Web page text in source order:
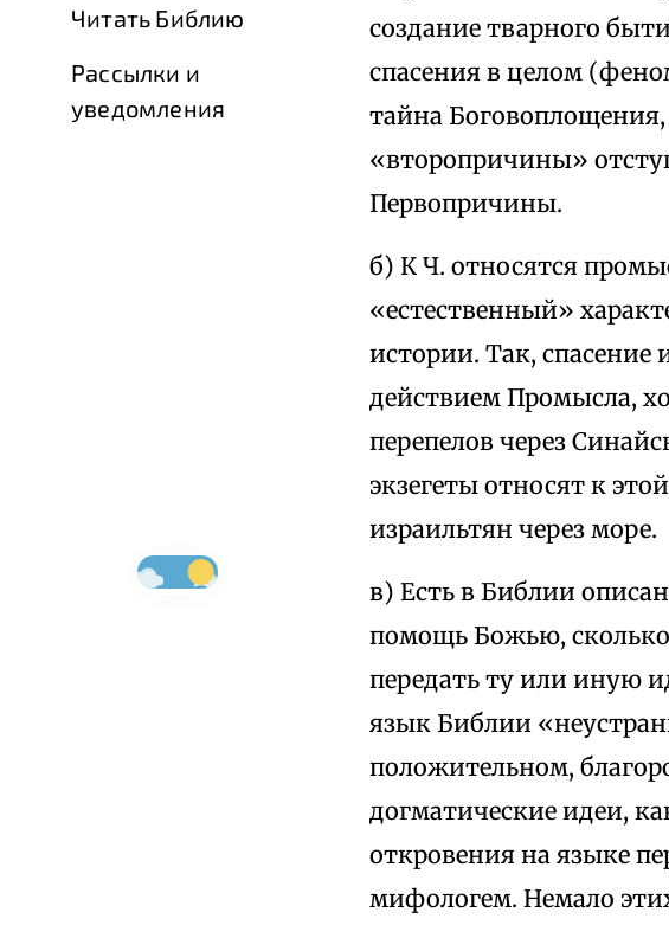
Читать Библию
Рассылки и
уведомления
создание тварного
спасения в целом
тайна Боговоплощения,
«второпричины»
Первопричины.
б) К Ч. относятся
«естественный»
истории. Так, спасение
действием Промысла,
перепелов через
экзегеты относят к
израильтян через море.
в) Есть в Библии
помощь Божью,
передать ту или иную
язык Библии
положительном,
догматические идеи,
откровения на языке
мифологем. Немало